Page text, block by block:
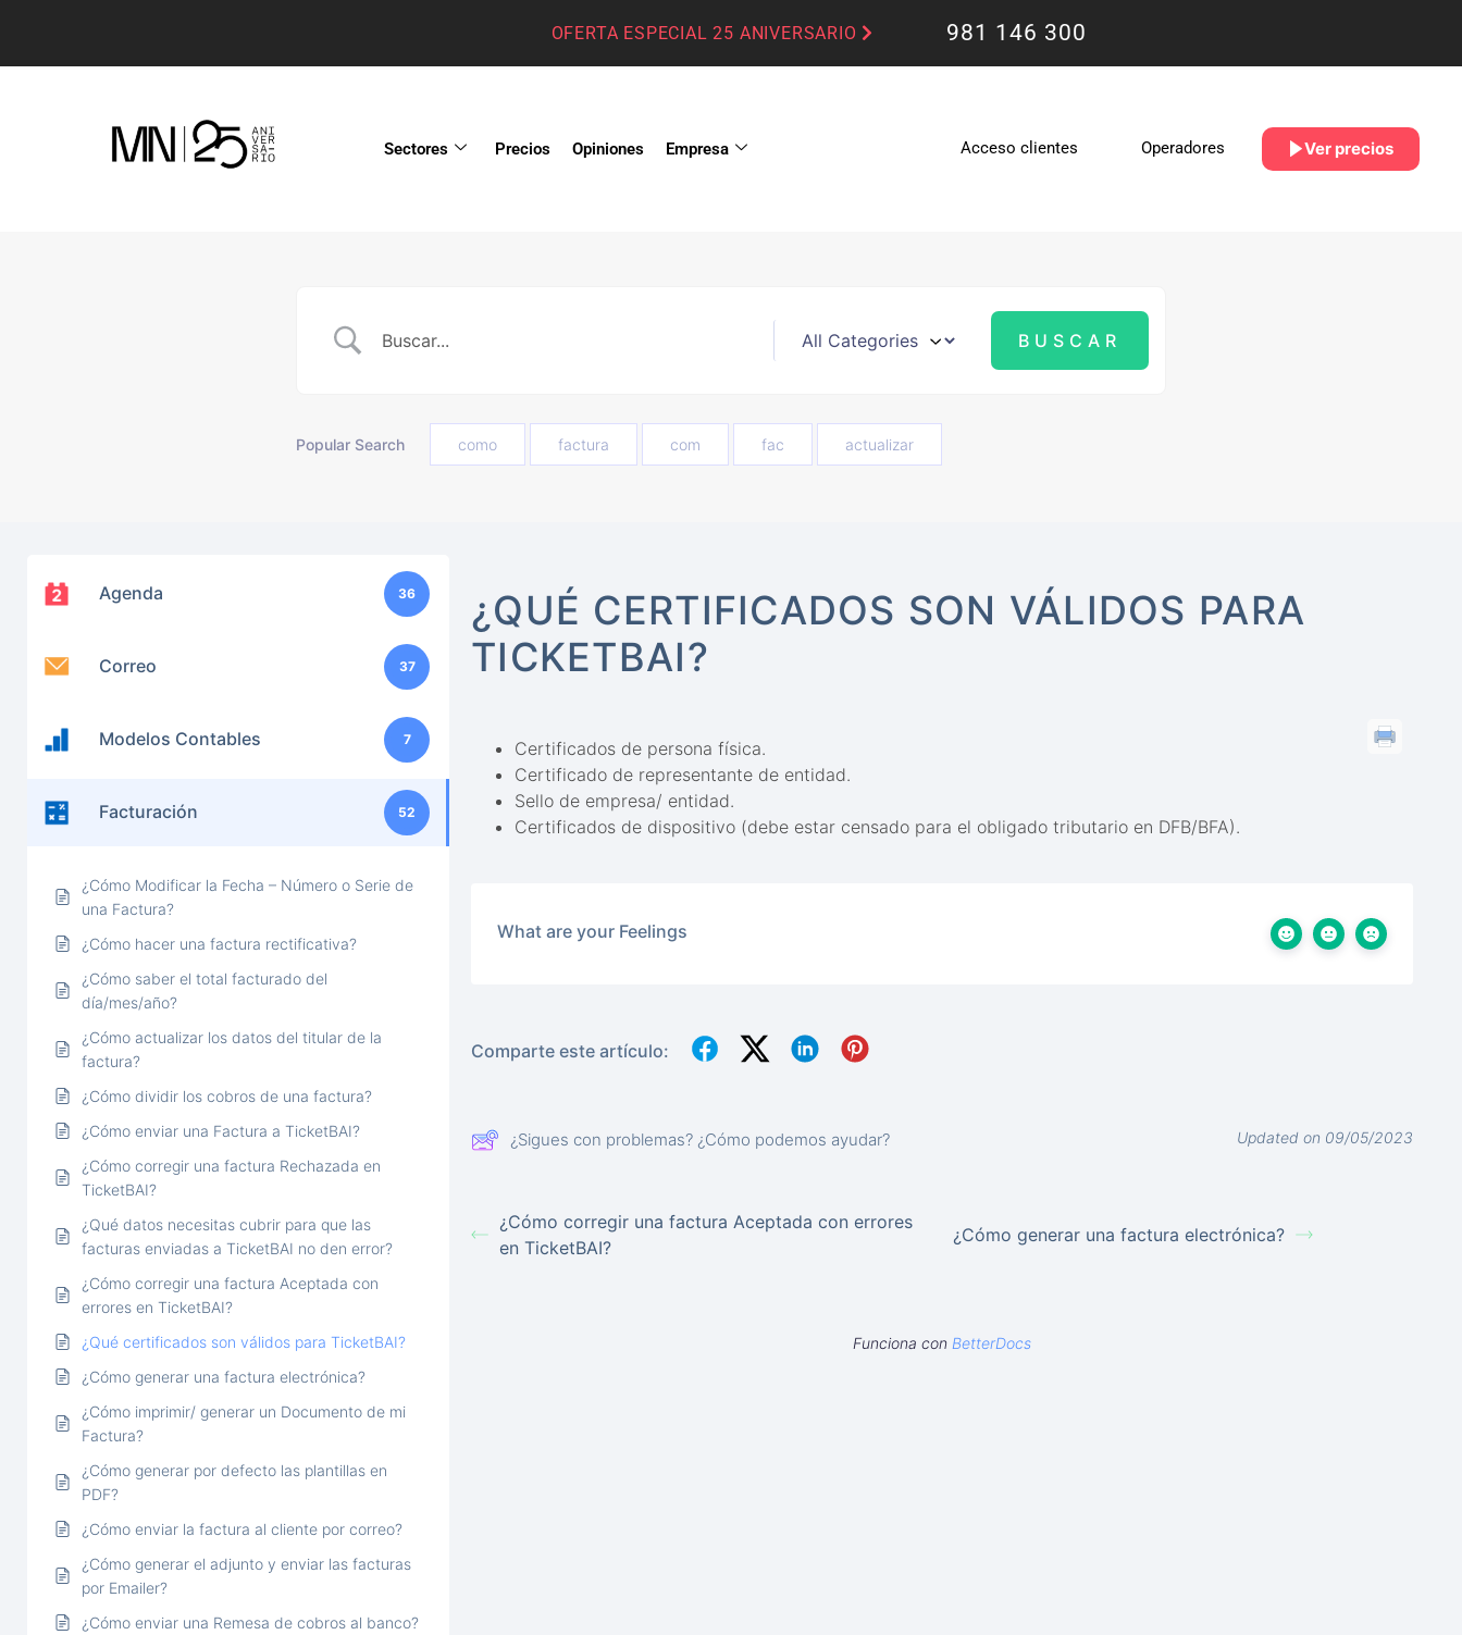
OFERTA ESPECIAL 25 ANIVERSARIO 981 146 300
Sectores Precios Opiniones Empresa Acceso clientes Operadores Ver precios
Popular Search como factura com fac actualizar
Agenda 36
Correo 37
Modelos Contables 7
Facturación 52
¿Cómo Modificar la Fecha – Número o Serie de
una Factura?
¿Cómo hacer una factura rectificativa?
¿Cómo saber el total facturado del
día/mes/año?
¿Cómo actualizar los datos del titular de la
factura?
¿Cómo dividir los cobros de una factura?
¿Cómo enviar una Factura a TicketBAI?
¿Cómo corregir una factura Rechazada en
TicketBAI?
¿Qué datos necesitas cubrir para que las
facturas enviadas a TicketBAI no den error?
¿Cómo corregir una factura Aceptada con
errores en TicketBAI?
¿Qué certificados son válidos para TicketBAI?
¿Cómo generar una factura electrónica?
¿Cómo imprimir/ generar un Documento de mi
Factura?
¿Cómo generar por defecto las plantillas en
PDF?
¿Cómo enviar la factura al cliente por correo?
¿Cómo generar el adjunto y enviar las facturas
por Emailer?
¿Cómo enviar una Remesa de cobros al banco?
¿QUÉ CERTIFICADOS SON VÁLIDOS PARA
TICKETBAI?
Certificados de persona física.
Certificado de representante de entidad.
Sello de empresa/ entidad.
Certificados de dispositivo (debe estar censado para el obligado tributario en DFB/BFA).
What are your Feelings
Comparte este artículo:
¿Sigues con problemas? ¿Cómo podemos ayudar? Updated on 09/05/2023
¿Cómo corregir una factura Aceptada con errores
en TicketBAI?
¿Cómo generar una factura electrónica?
Funciona con BetterDocs